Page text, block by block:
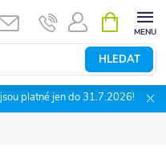
HLEDAT
NÁKUPNÍ
KOŠÍK
platné jen do 31.7.2026!